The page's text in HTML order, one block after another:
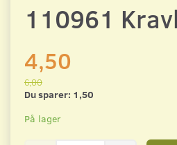
110961
4,50
6,00
Du sparer: 1,50
På lager